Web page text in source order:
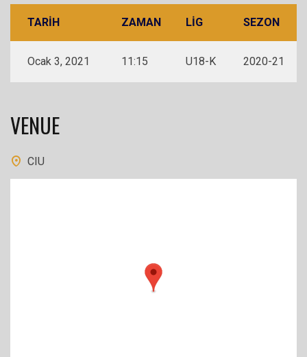
TARIH ZAMAN LIG SEZON
Ocak 3, 2021 11:15 U18-K 2020-21
VENUE
CIU